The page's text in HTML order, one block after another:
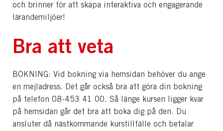
och brinner för att skapa interaktiva och engagerande
lärandemiljöer!
Bra att veta
BOKNING: Vid bokning via hemsidan behöver du ange
en mejladress. Det går också bra att göra din bokning
på telefon 08-453 41 00. Så länge kursen ligger kvar
på hemsidan går det bra att boka dig på den. Du
ansluter då nästkommande kurstillfälle och betalar